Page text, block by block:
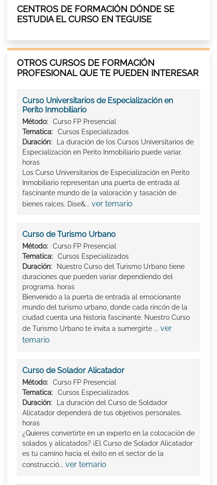
CENTROS DE FORMACIÓN DÓNDE SE
ESTUDIA EL CURSO EN TEGUISE
OTROS CURSOS DE FORMACIÓN
PROFESIONAL QUE TE PUEDEN INTERESAR
Curso Universitarios de Especialización en
Perito Inmobiliario
Método:
Curso FP Presencial
Tematica:
Cursos Especializados
Duración:
La duración de los Cursos Universitarios de
Especialización en Perito Inmobiliario puede variar.
horas
Los Curso Universitarios de Especialización en Perito
Inmobiliario representan una puerta de entrada al
fascinante mundo de la valoración y tasación de
bienes raíces. Dise&... ver temario
Curso de Turismo Urbano
Método:
Curso FP Presencial
Tematica:
Cursos Especializados
Duración:
Nuestro Curso del Turismo Urbano tiene
duraciones que pueden variar dependiendo del
programa. horas
Bienvenido a la puerta de entrada al emocionante
mundo del turismo urbano, donde cada rincón de la
ciudad cuenta una historia fascinante. Nuestro Curso
de Turismo Urbano te invita a sumergirte ... ver
temario
Curso de Solador Alicatador
Método:
Curso FP Presencial
Tematica:
Cursos Especializados
Duración:
La duración del Curso de Soldador
Alicatador dependerá de tus objetivos personales.
horas
¿Quieres convertirte en un experto en la colocación de
solados y alicatados? ¡El Curso de Solador Alicatador
es tu camino hacia el éxito en el sector de la
construcció... ver temario